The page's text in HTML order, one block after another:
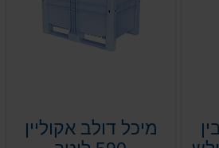
מיכל דולב אקוליין